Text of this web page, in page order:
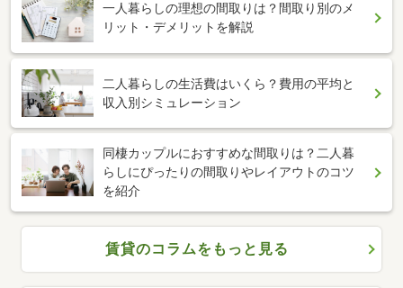
一人暮らしの理想の間取りは？間取り別のメ
リット・デメリットを解説
二人暮らしの生活費はいくら？費用の平均と
収入別シミュレーション
同棲カップルにおすすめな間取りは？二人暮
らしにぴったりの間取りやレイアウトのコツ
を紹介
賃貸のコラムをもっと見る